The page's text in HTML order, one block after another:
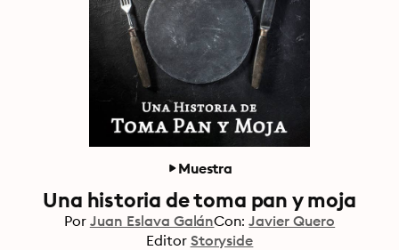
Muestra
Una historia de toma pan y moja
Por Juan Eslava GalánCon: Javier Quero
Editor Storyside